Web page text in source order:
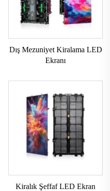
Dış Mezuniyet Kiralama LED
Ekranı
Kiralık Şeffaf LED Ekran